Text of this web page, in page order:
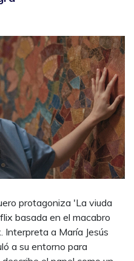
protagoniza 'La viuda
basada en el macabro
a María Jesús
a su entorno para